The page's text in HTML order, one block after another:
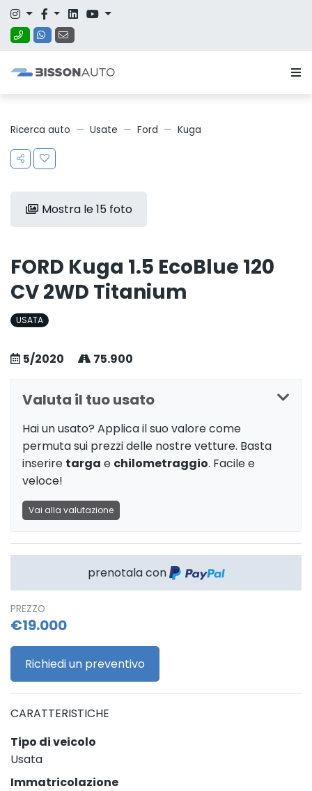
Ricerca auto Usate Ford Kuga
Mostra le 15 foto
FORD Kuga 1.5 EcoBlue 120
CV 2WD Titanium
USATA
5/2020 75.900
Valuta il tuo usato
Hai un usato? Applica il suo valore come
permuta sui prezzi delle nostre vetture. Basta
inserire targa e chilometraggio. Facile e
veloce!
Vai alla valutazione
prenotala con
PREZZO
€19.000
Richiedi un preventivo
CARATTERISTICHE
Tipo di veicolo
Usata
Immatricolazione